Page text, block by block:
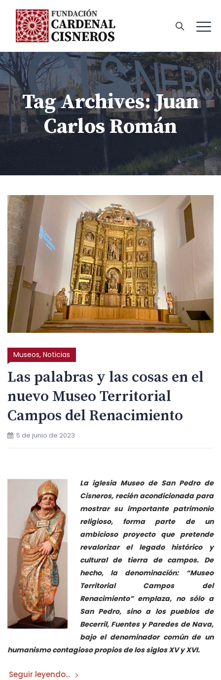
Tag Archives:Juan
Carlos Román
Museos, Noticias
Las palabras y las cosas en el
nuevo Museo Territorial
Campos del Renacimiento
5 de junio de 2023
La iglesia Museo de San Pedro de
Cisneros, recién acondicionada para
mostrar su importante patrimonio
religioso, forma parte de un
ambicioso proyecto que pretende
revalorizar el legado histórico y
cultural de tierra de campos. De
hecho, la denominación: “Museo
Territorial Campos del
Renacimiento” emplaza, no sólo a
San Pedro, sino a los pueblos de
Becerril, Fuentes y Paredes de Nava,
bajo el denominador común de un
humanismo contagioso propios de los siglos XV y XVI.
Seguir leyendo...